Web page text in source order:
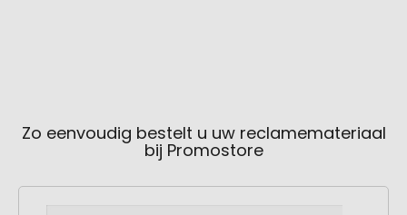
Zo eenvoudig bestelt u uw reclamemateriaal
bij Promostore